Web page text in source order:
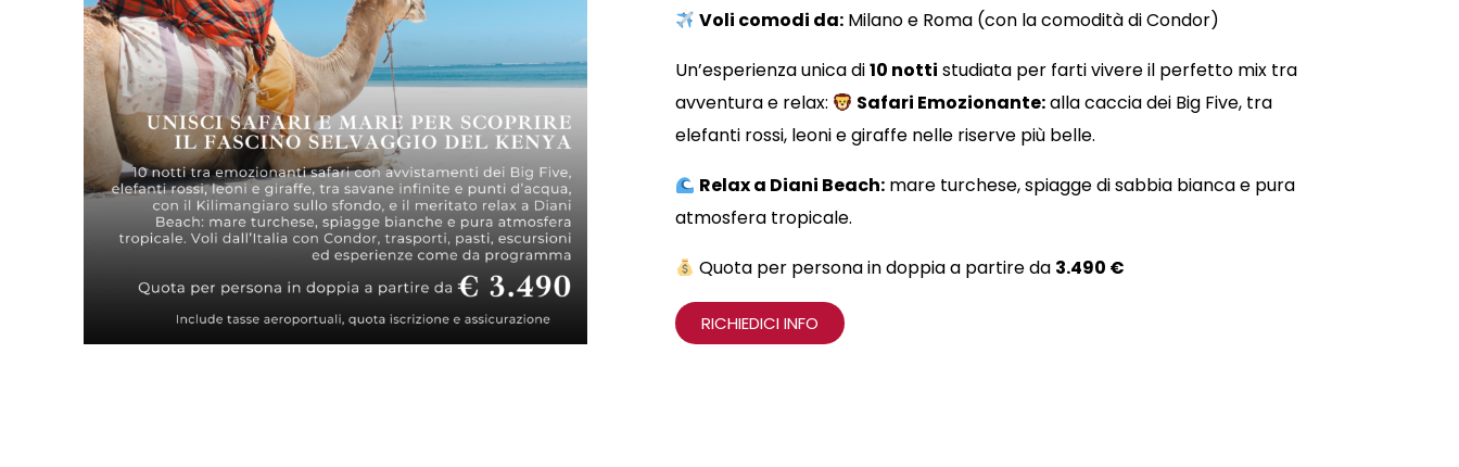
Voli comodi da:Milano e Roma (con la comodità di Condor)
Un’esperienza unica di10 notti studiata per farti vivere il perfetto mix tra
avventura e relax:
Safari Emozionante:alla caccia dei Big Five, tra
elefanti rossi, leoni e giraffe nelle riserve più belle.
Relax a Diani Beach:mare turchese, spiagge di sabbia bianca e pura
atmosfera tropicale.
Quota per persona in doppia a partire da 3.490 €
RICHIEDICI INFO